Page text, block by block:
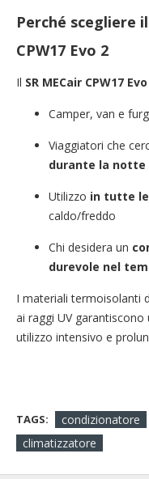
Perché scegliere
CPW17 Evo 2
Il SR MECair CPW17
Camper, van e
Viaggiatori che
durante la notte
Utilizzo in tutte
caldo/freddo
Chi desidera un
durevole nel
I materiali termoisolanti
ai raggi UV garantiscono
utilizzo intensivo e
TAGS: condizionatore
climatizzatore